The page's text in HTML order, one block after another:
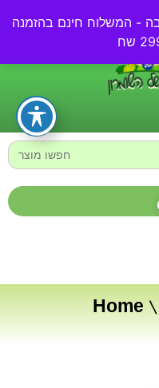
- המשלוח חינם בהזמנה
Search
for:
Home